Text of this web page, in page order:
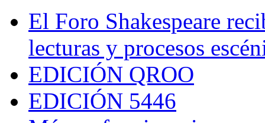
El Foro Shakespeare
lecturas y procesos
EDICIÓN QROO
EDICIÓN 5446